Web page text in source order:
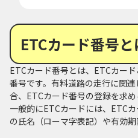
ETCカード番号と
ETCカード番号とは、ETCカー
番号です。有料道路の走行に関
合、ETCカード番号の登録を求め
一般的にETCカードには、ETC
の氏名（ローマ字表記）や有効期